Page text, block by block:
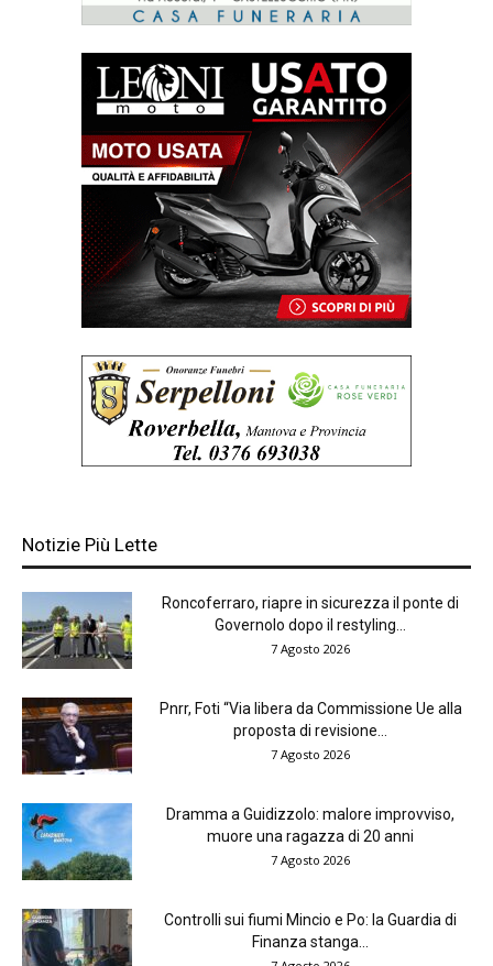
Notizie Più Lette
Roncoferraro, riapre in sicurezza il ponte di
Governolo dopo il restyling...
7 Agosto 2026
Pnrr, Foti “Via libera da Commissione Ue alla
proposta di revisione...
7 Agosto 2026
Dramma a Guidizzolo: malore improvviso,
muore una ragazza di 20 anni
7 Agosto 2026
Controlli sui fiumi Mincio e Po: la Guardia di
Finanza stanga...